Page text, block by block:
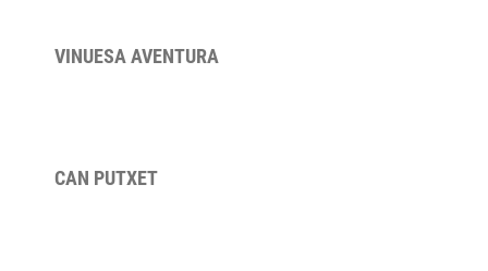
VINUESA AVENTURA
CAN PUTXET